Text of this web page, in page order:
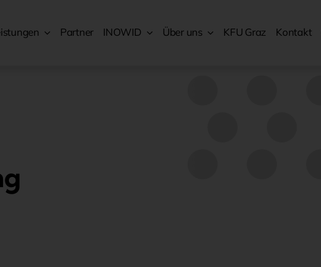
Partner INOWID Über uns KFU Graz Kontakt